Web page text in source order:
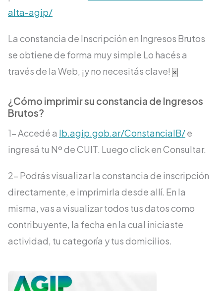
alta-agip/
La constancia de Inscripción en Ingresos Brutos
se obtiene de forma muy simple Lo hacés a
través de la Web, ¡y no necesitás clave! ×
¿Cómo imprimir su constancia de Ingresos
Brutos?
1- Accedé a lb.agip.gob.ar/ConstanciaIB/e
ingresá tu Nº de CUIT. Luego click en Consultar.
2- Podrás visualizar la constancia de inscripción
directamente, e imprimirla desde allí. En la
misma, vas a visualizar todos tus datos como
contribuyente, la fecha en la cual iniciaste
actividad, tu categoría y tus domicilios.